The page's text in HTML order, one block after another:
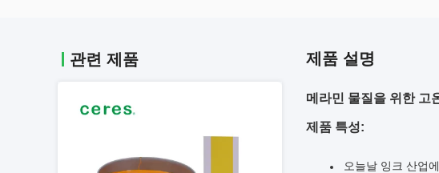
관련 제품 제품 설명
메라민 물질을 위한 고
제품 특성:
오늘날 잉크 산업